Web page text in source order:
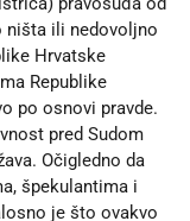
ništa ili nedovoljno
Hrvatske
Republike
po osnovi pravde.
pred Sudom
Očigledno da
špekulantima i
je što ovakvo